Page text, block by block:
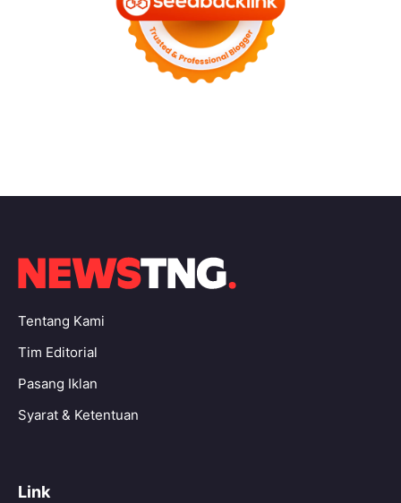
Tentang Kami
Tim Editorial
Pasang Iklan
Syarat & Ketentuan
Link